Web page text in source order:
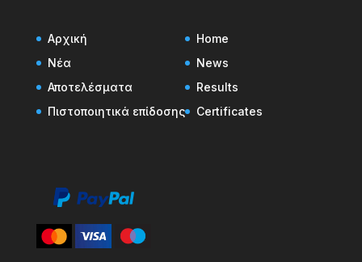
Αρχική
Νέα
Αποτελέσματα
Πιστοποιητικά επίδοσης
Home
News
Results
Certificates